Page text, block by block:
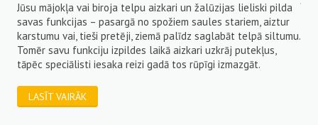
Jūsu mājokļa vai biroja telpu aizkari un žalūzijas lieliski pilda
savas funkcijas – pasargā no spožiem saules stariem, aiztur
karstumu vai, tieši pretēji, ziemā palīdz saglabāt telpā siltumu.
Tomēr savu funkciju izpildes laikā aizkari uzkrāj putekļus,
tāpēc speciālisti iesaka reizi gadā tos rūpīgi izmazgāt.
LASĪT VAIRĀK